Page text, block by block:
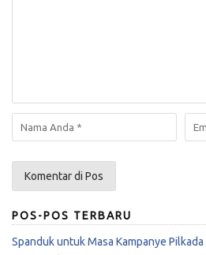
POS-POS TERBARU
Spanduk untuk Masa Kampanye